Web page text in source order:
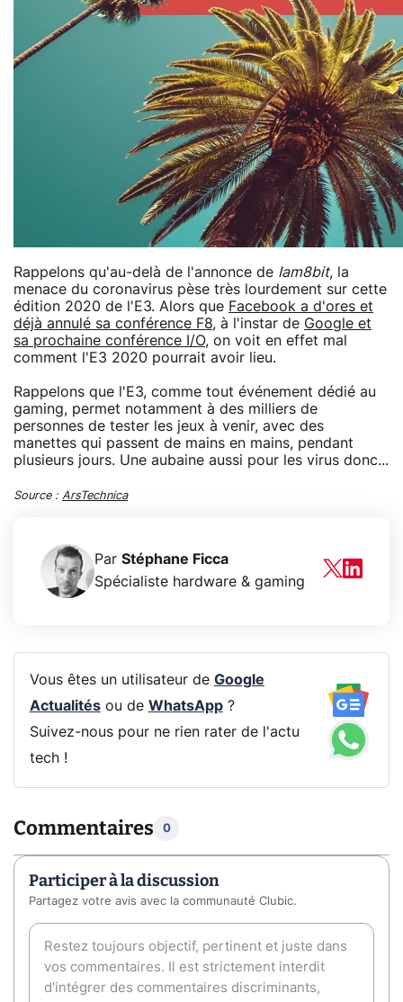
Rappelons qu'au-delà de l'annonce de Iam8bit, la
menace du coronavirus pèse très lourdement sur cette
édition 2020 de l'E3. Alors que Facebook a d'ores et
déjà annulé sa conférence F8, à l'instar de Google et
sa prochaine conférence I/O, on voit en effet mal
comment l'E3 2020 pourrait avoir lieu.
Rappelons que l'E3, comme tout événement dédié au
gaming, permet notamment à des milliers de
personnes de tester les jeux à venir, avec des
manettes qui passent de mains en mains, pendant
plusieurs jours. Une aubaine aussi pour les virus donc...
Source : ArsTechnica
Par Stéphane Ficca
Spécialiste hardware & gaming
Vous êtes un utilisateur de Google
Actualitésou de WhatsApp?
Suivez-nous pour ne rien rater de l'actu
tech !
Commentaires 0
Participer à la discussion
Partagez votre avis avec la communauté Clubic.